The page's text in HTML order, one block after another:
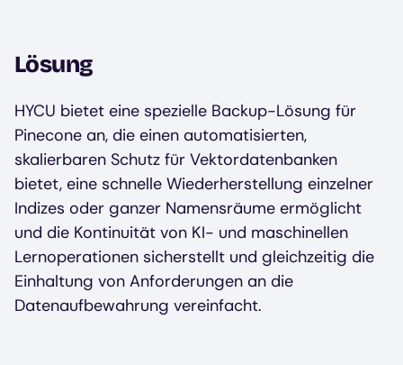
Lösung
HYCU bietet eine spezielle Backup-Lösung für
Pinecone an, die einen automatisierten,
skalierbaren Schutz für Vektordatenbanken
bietet, eine schnelle Wiederherstellung einzelner
Indizes oder ganzer Namensräume ermöglicht
und die Kontinuität von KI- und maschinellen
Lernoperationen sicherstellt und gleichzeitig die
Einhaltung von Anforderungen an die
Datenaufbewahrung vereinfacht.